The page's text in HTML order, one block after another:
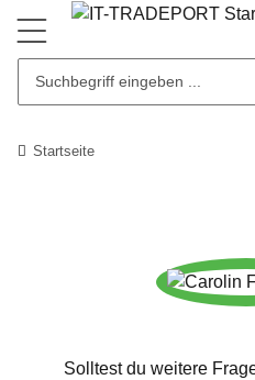
Startseite
Solltest du weitere